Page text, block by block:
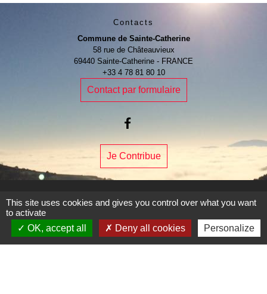
Contacts
Commune de Sainte-Catherine
58 rue de Châteauvieux
69440 Sainte-Catherine - FRANCE
+33 4 78 81 80 10
Contact par formulaire
Je Contribue
Liens
This site uses cookies and gives you control over what you want
to activate
OK, accept all
Deny all cookies Personalize